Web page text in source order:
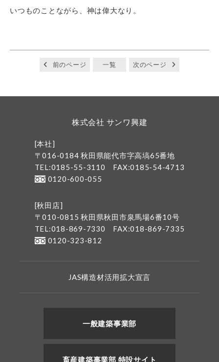
いつものことながら、神は偉大なり。
前のページ 一覧 次のページ
株式会社 サンワ興建
[本社]
〒016-0184 秋田県能代市字高塙65番地
TEL:0185-55-3110
FAX:0185-54-4713
0120-600-055
[秋田店]
〒010-0815 秋田県秋田市泉馬場6番10号
TEL:018-869-7330
FAX:018-869-7335
0120-323-812
JAS構造材活用拡大宣言
一般建築事業部
畜産建築事業部 特設サイト